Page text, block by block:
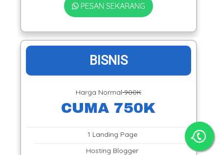
PESAN SEKARANG
BISNIS
Harga Normal900K
CUMA 750K
1 Landing Page
Hosting Blogger